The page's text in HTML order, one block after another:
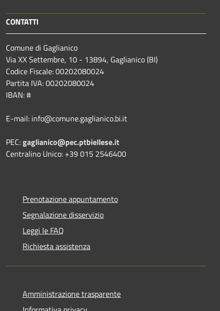
CONTATTI
Comune di Gaglianico
Via XX Settembre, 10 - 13894, Gaglianico (BI)
Codice Fiscale: 00202080024
Partita IVA: 00202080024
IBAN: #
E-mail: info@comune.gaglianico.bi.it
PEC:gaglianico@pec.ptbiellese.it
Centralino Unico: +39 015 2546400
Prenotazione appuntamento
Segnalazione disservizio
Leggi le FAQ
Richiesta assistenza
Amministrazione trasparente